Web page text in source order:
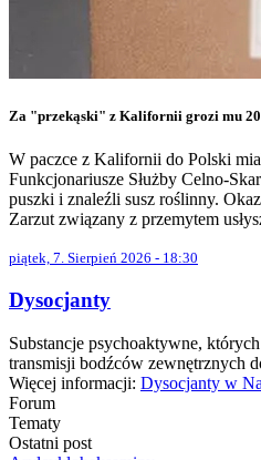
Za "przekąski" z Kalifornii grozi mu
W paczce z Kalifornii do Polski
Funkcjonariusze Służby Celno-
puszki i znaleźli susz roślinny.
Zarzut związany z przemytem
piątek, 7. Sierpień 2026 - 18:30
Dysocjanty
Substancje psychoaktywne, których
transmisji bodźców zewnętrznych
Więcej informacji: Dysocjanty w
Forum
Tematy
Ostatni post